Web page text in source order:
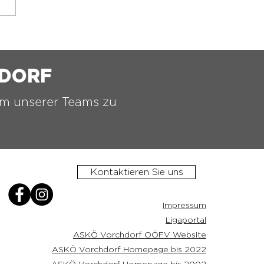
unserer Teams zu
Kontaktieren Sie uns
Impressum
Ligaportal
ASKÖ Vorchdorf OÖFV Website
ASKÖ Vorchdorf Homepage bis 2022